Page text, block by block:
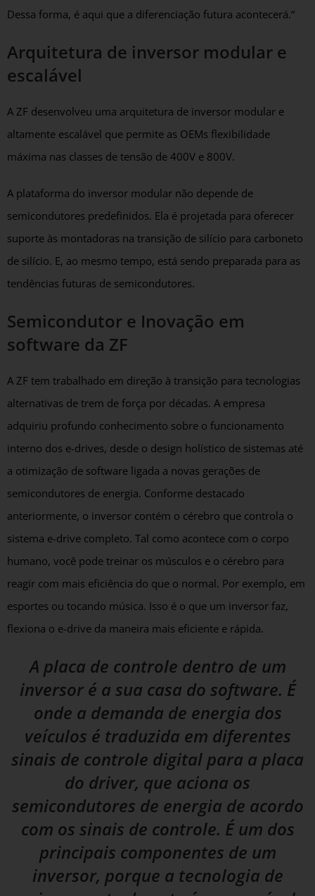
Dessa forma, é aqui que a diferenciação futura acontecerá.“
Arquitetura de inversor modular e
escalável
A ZF desenvolveu uma arquitetura de inversor modular e
altamente escalável que permite as OEMs flexibilidade
máxima nas classes de tensão de 400V e 800V.
A plataforma do inversor modular não depende de
semicondutores predefinidos. Ela é projetada para oferecer
suporte às montadoras na transição de silício para carboneto
de silício. E, ao mesmo tempo, está sendo preparada para as
tendências futuras de semicondutores.
Semicondutor e Inovação em
software da ZF
A ZF tem trabalhado em direção à transição para tecnologias
alternativas de trem de força por décadas. A empresa
adquiriu profundo conhecimento sobre o funcionamento
interno dos e-drives, desde o design holístico de sistemas até
a otimização de software ligada a novas gerações de
semicondutores de energia. Conforme destacado
anteriormente, o inversor contém o cérebro que controla o
sistema e-drive completo. Tal como acontece com o corpo
humano, você pode treinar os músculos e o cérebro para
reagir com mais eficiência do que o normal. Por exemplo, em
esportes ou tocando música. Isso é o que um inversor faz,
flexiona o e-drive da maneira mais eficiente e rápida.
A placa de controle dentro de um
inversor é a sua casa do software. É
onde a demanda de energia dos
veículos é traduzida em diferentes
sinais de controle digital para a placa
do driver, que aciona os
semicondutores de energia de acordo
com os sinais de controle. É um dos
principais componentes de um
inversor, porque a tecnologia de